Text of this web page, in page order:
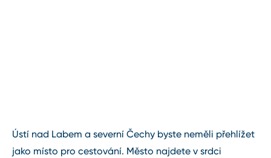
Ústí nad Labem a severní Čechy byste neměli přehlížet
jako místo pro cestování. Město najdete v srdci